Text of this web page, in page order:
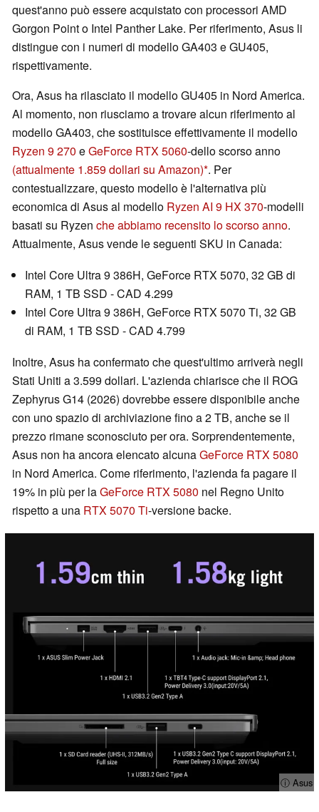
quest'anno può essere acquistato con processori AMD
Gorgon Point o Intel Panther Lake. Per riferimento, Asus li
distingue con i numeri di modello GA403 e GU405,
rispettivamente.
Ora, Asus ha rilasciato il modello GU405 in Nord America.
Al momento, non riusciamo a trovare alcun riferimento al
modello GA403, che sostituisce effettivamente il modello
Ryzen 9 270 eGeForce RTX 5060-dello scorso anno
(attualmente 1.859 dollari su Amazon) . Per
contestualizzare, questo modello è l'alternativa più
economica di Asus al modello Ryzen AI 9 HX 370-modelli
basati su Ryzen che abbiamo recensito lo scorso anno.
Attualmente, Asus vende le seguenti SKU in Canada:
Intel Core Ultra 9 386H, GeForce RTX 5070, 32 GB di
RAM, 1 TB SSD - CAD 4.299
Intel Core Ultra 9 386H, GeForce RTX 5070 Ti, 32 GB
di RAM, 1 TB SSD - CAD 4.799
Inoltre, Asus ha confermato che quest'ultimo arriverà negli
Stati Uniti a 3.599 dollari. L'azienda chiarisce che il ROG
Zephyrus G14 (2026) dovrebbe essere disponibile anche
con uno spazio di archiviazione fino a 2 TB, anche se il
prezzo rimane sconosciuto per ora. Sorprendentemente,
Asus non ha ancora elencato alcunaGeForce RTX 5080
in Nord America. Come riferimento, l'azienda fa pagare il
19% in più per laGeForce RTX 5080 nel Regno Unito
rispetto a una RTX 5070 Ti-versione backe.
ⓘ Asus